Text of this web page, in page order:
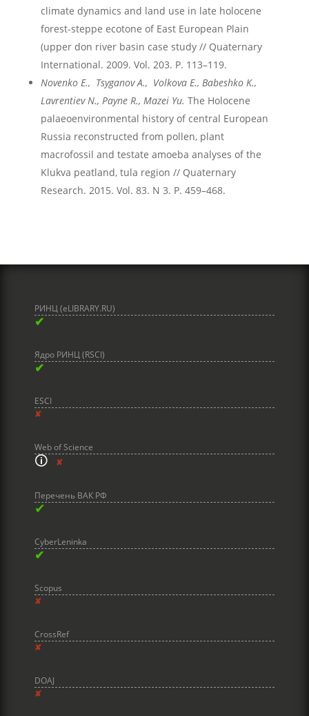
climate dynamics and land use in late holocene
forest-steppe ecotone of East European Plain
(upper don river basin case study // Quaternary
International. 2009. Vol. 203. P. 113–119.
Novenko E., Tsyganov A., Volkova E., Babeshko K.,
Lavrentiev N., Payne R., Mazei Yu. The Holocene
palaeoenvironmental history of central European
Russia reconstructed from pollen, plant
macrofossil and testate amoeba analyses of the
Klukva peatland, tula region // Quaternary
Research. 2015. Vol. 83. N 3. P. 459–468.
РИНЦ (eLIBRARY.RU)
✔
Ядро РИНЦ (RSCI)
✔
ESCI
✘
Web of Science
🛈✘
Перечень ВАК РФ
✔
CyberLeninka
✔
Scopus
✘
CrossRef
✘
DOAJ
✘